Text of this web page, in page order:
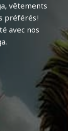
vêtements
préférés !
avec nos